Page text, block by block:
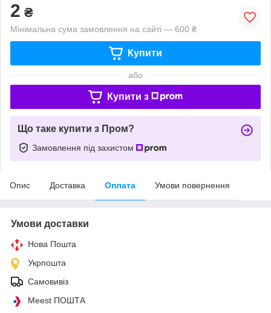
2 ₴
Мінімальна сума замовлення на сайті — 600 ₴
Купити
або
Купити з
Що таке купити з Пром?
Замовлення під захистом
Опис Доставка Оплата Умови повернення
Умови доставки
Нова Пошта
Укрпошта
Самовивіз
Meest ПОШТА